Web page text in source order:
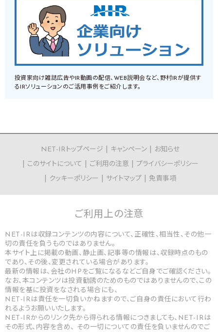
投資家向け雑誌広告やIR動画の配信、WEB説明会など、野村IRが提供す
るIRソリューションのご活用事例をご紹介します。
NET-IRトップページ キャンペーン
お知らせ
このサイトについて
ご利用の注意
プライバシーポリシー
クッキーポリシー
サイトマップ 免責事項
ご利用上の注意
NET-IRは収録コンテンツの内容について、正確性、相当性、その他一
切の責任を負うものではありません。
本サイト上に掲載の動画、静止画、記事等の情報は、収録時点のもの
であり、その後、変更されている場合があります。
最新の情報は、会社のHPをご覧になるなどご自身でご確認ください。
なお、本コンテンツは投資勧誘のためのものではありませんので、この
情報を基に投資をなされる場合にも、
NET-IRは責任を一切負いかねますので、ご自身の責任において行わ
れるようお願いいたします。
NET-IRからのリンク先から得られる情報につきましても、NET-IRは
その形式、内容を含め、 その一切についての責任を負いませんのでご